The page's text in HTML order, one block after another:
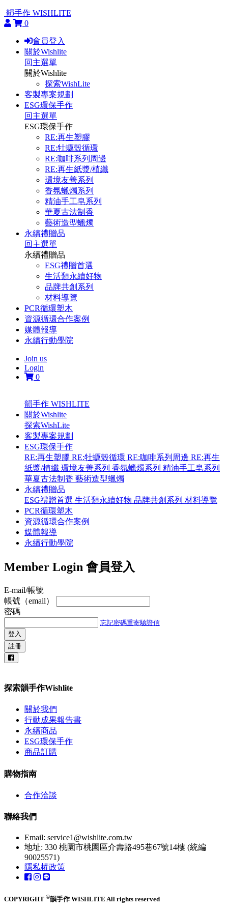
韻手作 WISHLITE
0
會員登入
關於Wishlite
回主選單
關於Wishlite
探索WishLite
客製專案規劃
ESG環保手作
回主選單
ESG環保手作
RE:再生塑膠
RE:牡蠣殼循環
RE:咖啡系列周邊
RE:再生紙漿/植纖
環境友善系列
香氛蠟燭系列
精油手工皂系列
華夏古法制香
藝術造型蠟燭
永續禮贈品
回主選單
永續禮贈品
ESG禮贈首選
生活類永續好物
品牌共創系列
材料導覽
PCR循環塑木
資源循環合作案例
媒體報導
永續行動學院
Join us
Login
0
韻手作 WISHLITE
關於Wishlite
探索WishLite
客製專案規劃
ESG環保手作
RE:再生塑膠 RE:牡蠣殼循環 RE:咖啡系列周邊 RE:再生
紙漿/植纖 環境友善系列 香氛蠟燭系列 精油手工皂系列
華夏古法制香 藝術造型蠟燭
永續禮贈品
ESG禮贈首選 生活類永續好物 品牌共創系列 材料導覽
PCR循環塑木
資源循環合作案例
媒體報導
永續行動學院
Member Login 會員登入
E-mail/帳號
帳號（email）
密碼
忘記密碼重寄驗證信
登入
註冊
探索韻手作Wishlite
關於我們
行動成果報告書
永續商品
ESG環保手作
商品訂購
購物指南
合作洽談
聯絡我們
Email: service1@wishlite.com.tw
地址: 330 桃園市桃園區介壽路495巷67號14樓 (統編
90025571)
隱私權政策
COPYRIGHT ©韻手作 WISHLITE All rights reserved